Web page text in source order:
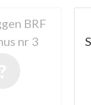
BRF
nr 3